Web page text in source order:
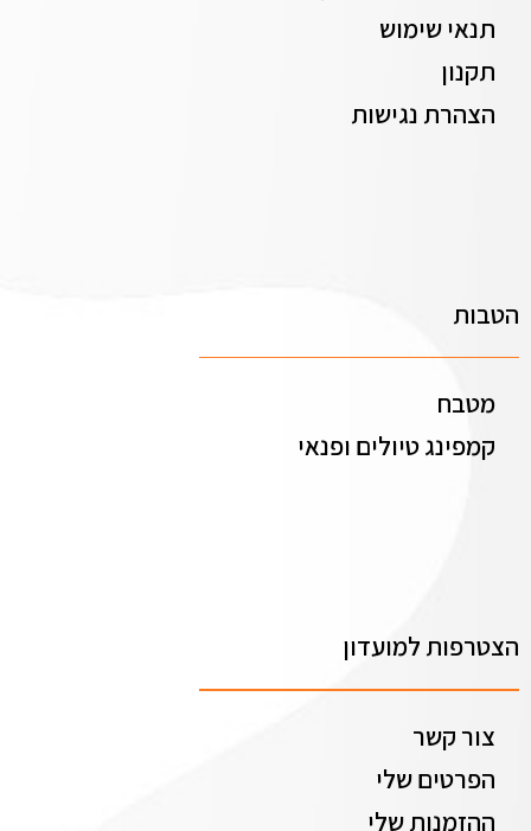
תנאי שימוש
תקנון
הצהרת נגישות
הטבות
מטבח
קמפינג טיולים ופנאי
הצטרפות למועדון
צור קשר
הפרטים שלי
ההזמנות שלי